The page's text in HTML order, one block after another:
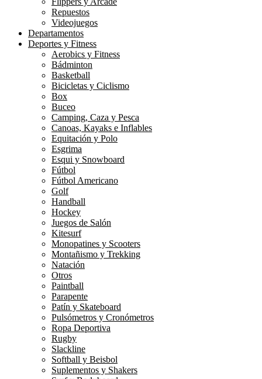
Repuestos
Videojuegos
Departamentos
Deportes y Fitness
Aerobics y Fitness
Bádminton
Basketball
Bicicletas y Ciclismo
Box
Buceo
Camping, Caza y Pesca
Canoas, Kayaks e Inflables
Equitación y Polo
Esgrima
Esqui y Snowboard
Fútbol
Fútbol Americano
Golf
Handball
Hockey
Juegos de Salón
Kitesurf
Monopatines y Scooters
Montañismo y Trekking
Natación
Otros
Paintball
Parapente
Patín y Skateboard
Pulsómetros y Cronómetros
Ropa Deportiva
Rugby
Slackline
Softball y Beisbol
Suplementos y Shakers